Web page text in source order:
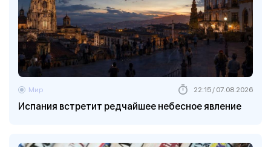
Испания встретит редчайшее небесное явление
Мир 22:15 / 07.08.2026